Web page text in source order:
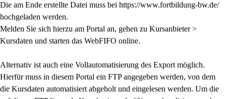
Die am Ende erstellte Datei muss bei https://www.fortbildung-bw.de/
hochgeladen werden.
Melden Sie sich hierzu am Portal an, gehen zu Kursanbieter >
Kursdaten und starten das WebFIFO online.
Alternativ ist auch eine Vollautomatisierung des Export möglich.
Hierfür muss in diesem Portal ein FTP angegeben werden, von dem
die Kursdaten automatisiert abgeholt und eingelesen werden. Um die